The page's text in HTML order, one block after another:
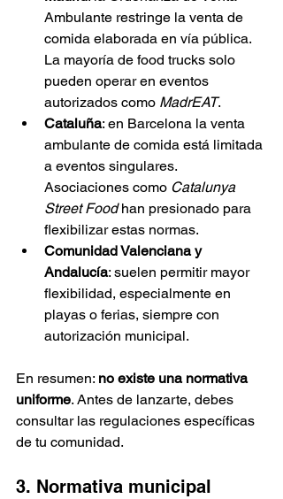
Ambulante restringe la venta de
comida elaborada en vía pública.
La mayoría de food trucks solo
pueden operar en eventos
autorizados como MadrEAT.
Cataluña: en Barcelona la venta
ambulante de comida está limitada
a eventos singulares.
Asociaciones como Catalunya
Street Food han presionado para
flexibilizar estas normas.
Comunidad Valenciana y
Andalucía: suelen permitir mayor
flexibilidad, especialmente en
playas o ferias, siempre con
autorización municipal.
En resumen: no existe una normativa
uniforme. Antes de lanzarte, debes
consultar las regulaciones específicas
de tu comunidad.
3. Normativa municipal